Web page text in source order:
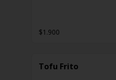
$1.900
Tofu Frito